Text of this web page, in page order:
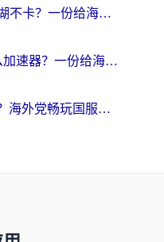
国外如何玩新笑傲江湖不卡？一份给海外游子的终极网络指南
在南非玩刀塔2用什么加速器？一份给海外游子的终极生存指南
Dive用什么加速器好？海外党畅玩国服游戏的终极避坑指南